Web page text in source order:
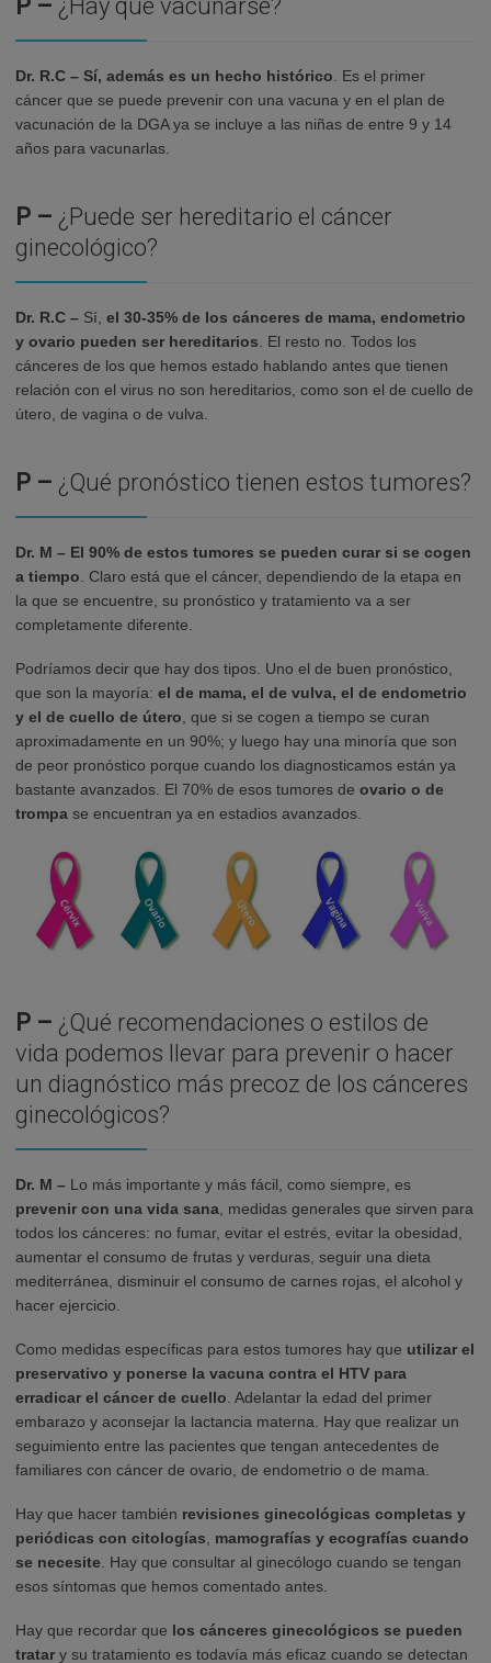
P – ¿Hay que vacunarse?
Dr. R.C – Sí, además es un hecho histórico. Es el primer
cáncer que se puede prevenir con una vacuna y en el plan de
vacunación de la DGA ya se incluye a las niñas de entre 9 y 14
años para vacunarlas.
P – ¿Puede ser hereditario el cáncer
ginecológico?
Dr. R.C – Sí, el 30-35% de los cánceres de mama, endometrio
y ovario pueden ser hereditarios. El resto no. Todos los
cánceres de los que hemos estado hablando antes que tienen
relación con el virus no son hereditarios, como son el de cuello de
útero, de vagina o de vulva.
P – ¿Qué pronóstico tienen estos tumores?
Dr. M – El 90% de estos tumores se pueden curar si se cogen
a tiempo. Claro está que el cáncer, dependiendo de la etapa en
la que se encuentre, su pronóstico y tratamiento va a ser
completamente diferente.
Podríamos decir que hay dos tipos. Uno el de buen pronóstico,
que son la mayoría: el de mama, el de vulva, el de endometrio
y el de cuello de útero, que si se cogen a tiempo se curan
aproximadamente en un 90%; y luego hay una minoría que son
de peor pronóstico porque cuando los diagnosticamos están ya
bastante avanzados. El 70% de esos tumores de ovario o de
trompa se encuentran ya en estadios avanzados.
P – ¿Qué recomendaciones o estilos de
vida podemos llevar para prevenir o hacer
un diagnóstico más precoz de los cánceres
ginecológicos?
Dr. M – Lo más importante y más fácil, como siempre, es
prevenir con una vida sana, medidas generales que sirven para
todos los cánceres: no fumar, evitar el estrés, evitar la obesidad,
aumentar el consumo de frutas y verduras, seguir una dieta
mediterránea, disminuir el consumo de carnes rojas, el alcohol y
hacer ejercicio.
Como medidas específicas para estos tumores hay que utilizar el
preservativo y ponerse la vacuna contra el HTV para
erradicar el cáncer de cuello. Adelantar la edad del primer
embarazo y aconsejar la lactancia materna. Hay que realizar un
seguimiento entre las pacientes que tengan antecedentes de
familiares con cáncer de ovario, de endometrio o de mama.
Hay que hacer también revisiones ginecológicas completas y
periódicas con citologías, mamografías y ecografías cuando
se necesite. Hay que consultar al ginecólogo cuando se tengan
esos síntomas que hemos comentado antes.
Hay que recordar que los cánceres ginecológicos se pueden
tratar y su tratamiento es todavía más eficaz cuando se detectan